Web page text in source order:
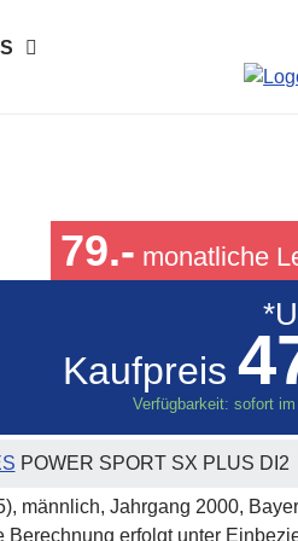
Kaufpreis
Verfügbarkeit: sofort
79.- monatliche
POWER SPORT SX PLUS DI2
männlich, Jahrgang 2000,
erfolgt unter